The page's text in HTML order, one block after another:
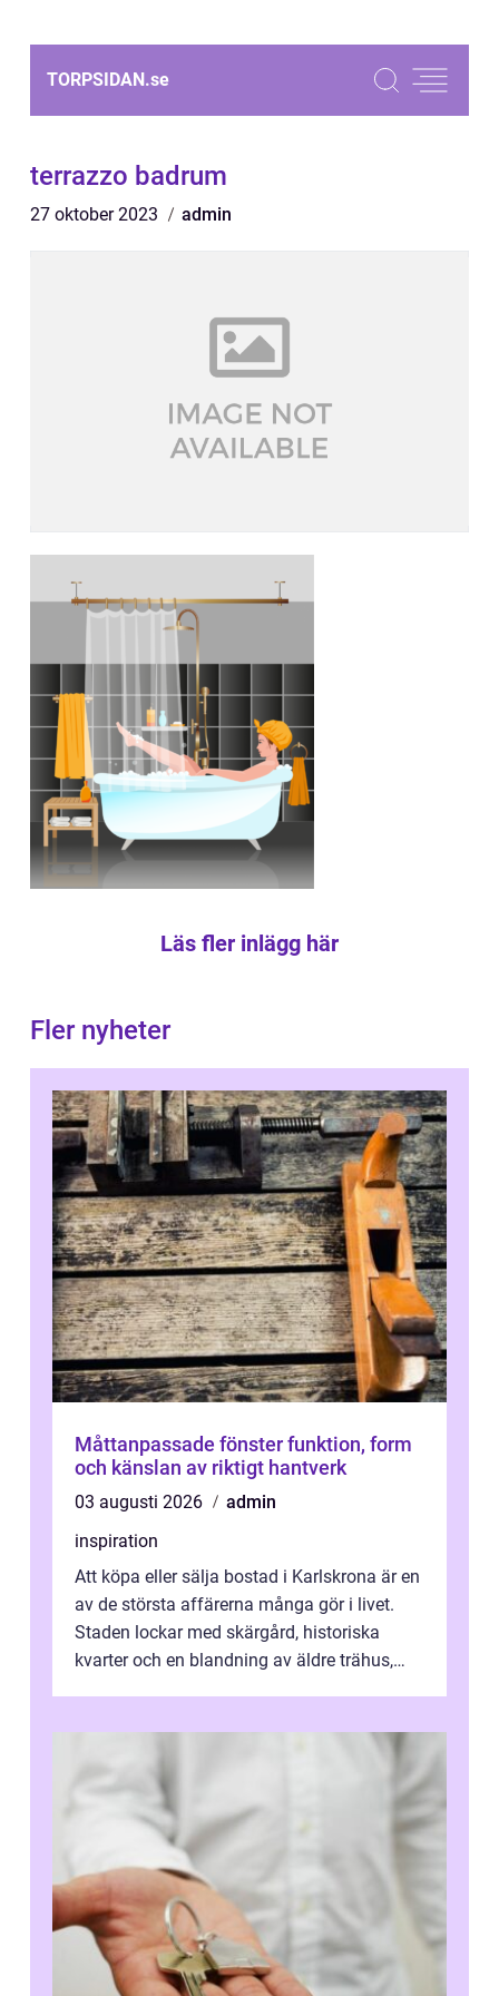
TORPSIDAN.se
terrazzo badrum
27 oktober 2023 admin
Läs fler inlägg här
Fler nyheter
Måttanpassade fönster funktion, form
och känslan av riktigt hantverk
03 augusti 2026
admin
inspiration
Att köpa eller sälja bostad i Karlskrona är en
av de största affärerna många gör i livet.
Staden lockar med skärgård, historiska
kvarter och en blandning av äldre trähus,